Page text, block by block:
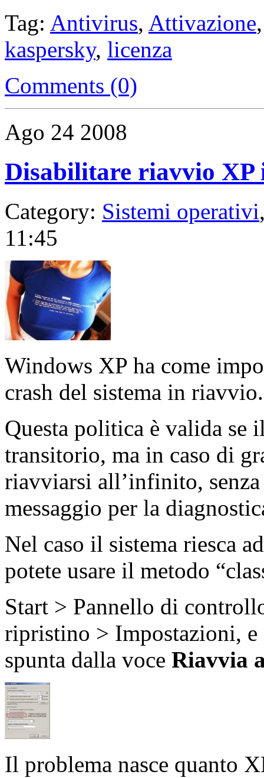
Tag: Antivirus, Attivazione
kaspersky, licenza
Comments (0)
Ago 24 2008
Disabilitare riavvio XP
Category: Sistemi operativi
11:45
Windows XP ha come
crash del sistema in riavvio.
Questa politica è valida se
transitorio, ma in caso di
riavviarsi all’infinito,
messaggio per la
Nel caso il sistema riesca
potete usare il metodo
Start > Pannello di
ripristino > Impostazioni,
spunta dalla voce Riavvia
Il problema nasce quanto